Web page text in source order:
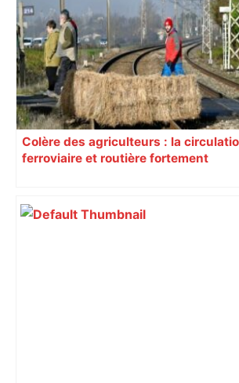
Colère des agriculteurs : la
ferroviaire et routière fortement